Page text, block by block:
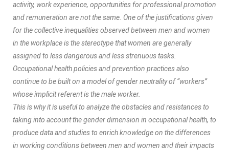
activity, work experience, opportunities for professional promotion
and remuneration are not the same. One of the justifications given
for the collective inequalities observed between men and women
in the workplace is the stereotype that women are generally
assigned to less dangerous and less strenuous tasks.
Occupational health policies and prevention practices also
continue to be built on a model of gender neutrality of “workers”
whose implicit referent is the male worker.
This is why it is useful to analyze the obstacles and resistances to
taking into account the gender dimension in occupational health, to
produce data and studies to enrich knowledge on the differences
in working conditions between men and women and their impacts